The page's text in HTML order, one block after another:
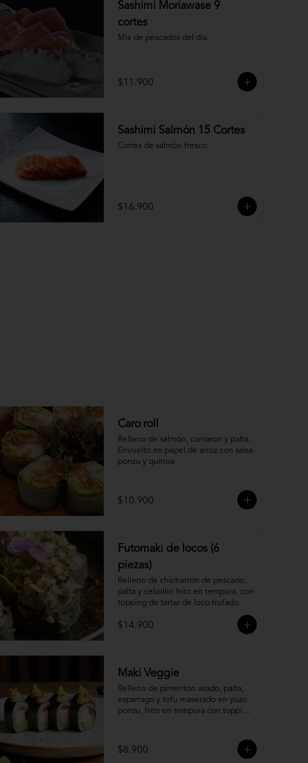
Sashimi Moriawase 9
cortes
Mix de pescados del día.
$11.900
Sashimi Salmón 15 Cortes
Cortes de salmón fresco.
$16.900
Caro roll
Relleno de salmón, camaron y palta.
Envuelto en papel de arroz con salsa
ponzu y quinoa
$10.900
Futomaki de locos (6
piezas)
Relleno de chicharron de pescado,
palta y cebollin frito en tempura, con
topping de tartar de loco trufado.
$14.900
Maki Veggie
Relleno de pimenton asado, palta,
esparrago y tofu maserado en yuzu
ponzu, frito en tempura con topping
$8.900